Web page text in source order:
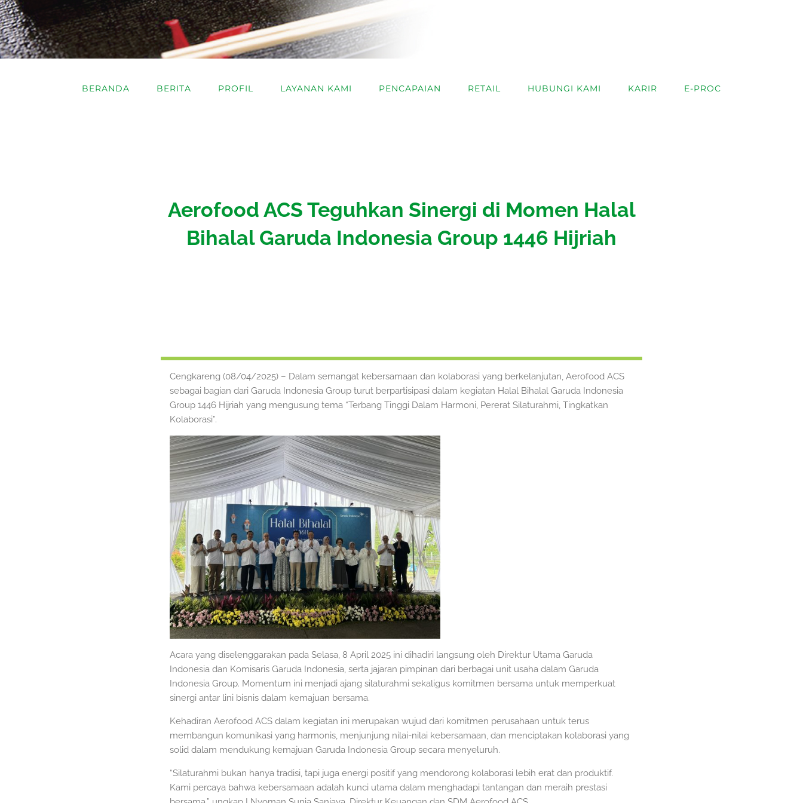
BERANDA BERITA PROFIL LAYANAN KAMI PENCAPAIAN RETAIL HUBUNGI KAMI KARIR E-PROC
Aerofood ACS Teguhkan Sinergi di Momen Halal
Bihalal Garuda Indonesia Group 1446 Hijriah
Cengkareng (08/04/2025) – Dalam semangat kebersamaan dan kolaborasi yang berkelanjutan, Aerofood ACS
sebagai bagian dari Garuda Indonesia Group turut berpartisipasi dalam kegiatan Halal Bihalal Garuda Indonesia
Group 1446 Hijriah yang mengusung tema “Terbang Tinggi Dalam Harmoni, Pererat Silaturahmi, Tingkatkan
Kolaborasi”.
Acara yang diselenggarakan pada Selasa, 8 April 2025 ini dihadiri langsung oleh Direktur Utama Garuda
Indonesia dan Komisaris Garuda Indonesia, serta jajaran pimpinan dari berbagai unit usaha dalam Garuda
Indonesia Group. Momentum ini menjadi ajang silaturahmi sekaligus komitmen bersama untuk memperkuat
sinergi antar lini bisnis dalam kemajuan bersama.
Kehadiran Aerofood ACS dalam kegiatan ini merupakan wujud dari komitmen perusahaan untuk terus
membangun komunikasi yang harmonis, menjunjung nilai-nilai kebersamaan, dan menciptakan kolaborasi yang
solid dalam mendukung kemajuan Garuda Indonesia Group secara menyeluruh.
“Silaturahmi bukan hanya tradisi, tapi juga energi positif yang mendorong kolaborasi lebih erat dan produktif.
Kami percaya bahwa kebersamaan adalah kunci utama dalam menghadapi tantangan dan meraih prestasi